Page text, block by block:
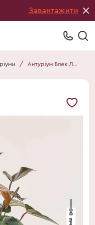
Завантажити
/ Антуріум Блек Лав
50 см